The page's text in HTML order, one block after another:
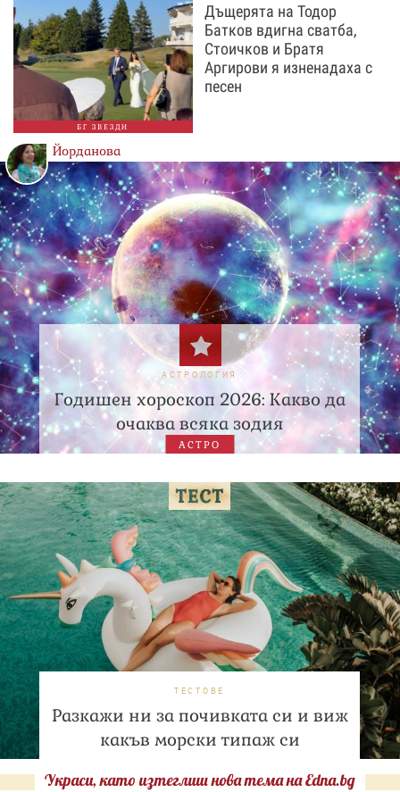
БГ ЗВЕЗДИ
Дъщерята на Тодор
Батков вдигна сватба,
Стоичков и Братя
Аргирови я изненадаха с
песен
Йорданова
АСТРОЛОГИЯ
Годишен хороскоп 2026: Какво да
очаква всяка зодия
АСТРО
ТЕСТОВЕ
Разкажи ни за почивката си и виж
какъв морски типаж си
Украси, като изтеглиш нова тема на Edna.bg